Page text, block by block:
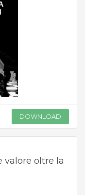
DOWNLOAD
valore oltre la